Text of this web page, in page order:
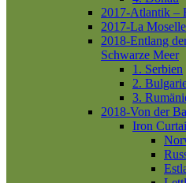
2017-Atlantik –
2017-La
2018-Entlang
Schwarze Meer
1. Serbien
2.
3.
2018-Von der
Iron